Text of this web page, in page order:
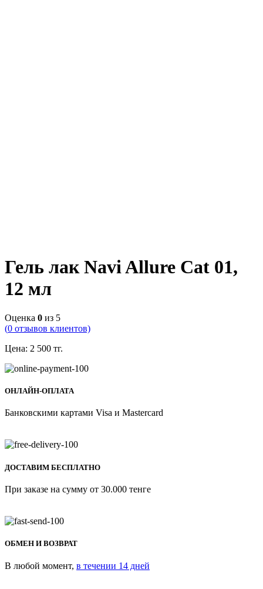
Гель лак Navi Allure Cat 01,
12 мл
Оценка 0 из 5
(0 отзывов клиентов)
Цена: 2 500 тг.
ОНЛАЙН-ОПЛАТА
Банковскими картами Visa и Mastercard
ДОСТАВИМ БЕСПЛАТНО
При заказе на сумму от 30.000 тенге
ОБМЕН И ВОЗВРАТ
В любой момент, в течении 14 дней